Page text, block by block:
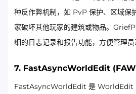
种反作弊机制，如 PvP 保护、区域保
家破坏其他玩家的建筑或物品。
细的日志记录和报告功能，方便管理员
7. FastAsyncWorldEdit
FastAsyncWorldEdit 是 WorldEdit